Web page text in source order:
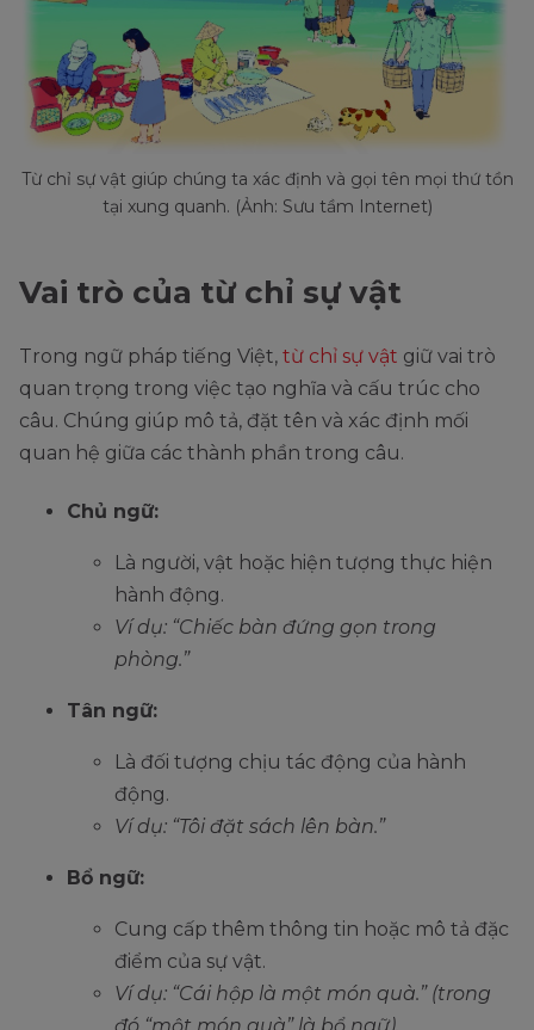
Từ chỉ sự vật giúp chúng ta xác định và gọi tên mọi thứ tồn
tại xung quanh. (Ảnh: Sưu tầm Internet)
Vai trò của từ chỉ sự vật
Trong ngữ pháp tiếng Việt, từ chỉ sự vật giữ vai trò
quan trọng trong việc tạo nghĩa và cấu trúc cho
câu. Chúng giúp mô tả, đặt tên và xác định mối
quan hệ giữa các thành phần trong câu.
Chủ ngữ:
Là người, vật hoặc hiện tượng thực hiện
hành động.
Ví dụ: “Chiếc bàn đứng gọn trong
phòng.”
Tân ngữ:
Là đối tượng chịu tác động của hành
động.
Ví dụ: “Tôi đặt sách lên bàn.”
Bổ ngữ:
Cung cấp thêm thông tin hoặc mô tả đặc
điểm của sự vật.
Ví dụ: “Cái hộp là một món quà.” (trong
đó “một món quà” là bổ ngữ).